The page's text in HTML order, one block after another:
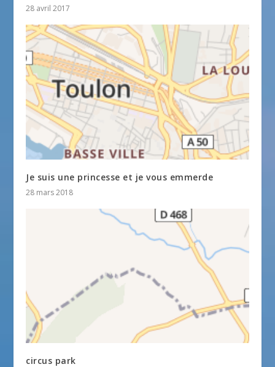
28 avril 2017
Je suis une princesse et je vous emmerde
28 mars 2018
circus park